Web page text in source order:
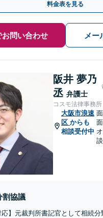
料金表を見る
お問い合わせ メー
阪井 夢乃
丞 弁護士
コスモ法律事務所
大阪市浪速
区 からも
相談受付中
談
割協議
応】元裁判所書記官として相続